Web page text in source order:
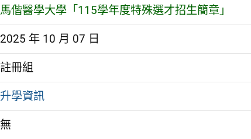
馬偕醫學大學「115學年度特殊選才招生簡章」
2025 年 10 月 07 日
註冊組
升學資訊
無